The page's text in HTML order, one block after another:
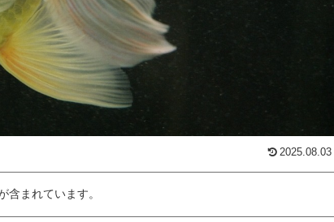
2025.08.03
含まれています。